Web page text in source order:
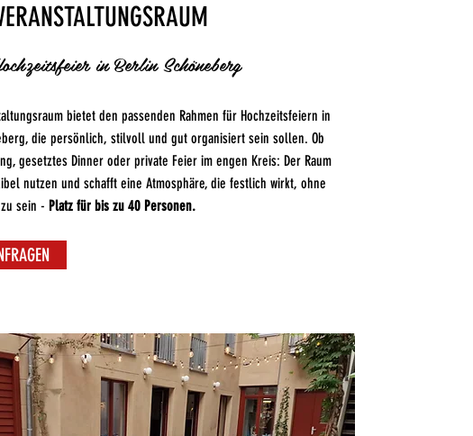
in Berlin Schöneberg
bietet den passenden Rahmen für Hochzeitsfeiern in
die persönlich, stilvoll und gut organisiert sein sollen. Ob
gesetztes Dinner oder private Feier im engen Kreis: Der Raum
nutzen und schafft eine Atmosphäre, die festlich wirkt, ohne
sein - Platz für bis zu 40 Personen.